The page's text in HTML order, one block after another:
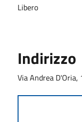
Libero
Indirizzo
Via Andrea